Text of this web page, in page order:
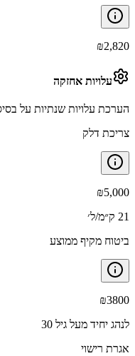
₪2,820
עלויות אחזקה
הערכת עלויות שנתיות על בסיס 15,000 ק״מ
צריכת דלק
₪5,000
21 ק״מ/ל׳
ביטוח מקיף ממוצע
₪3800
לנהג יחיד מעל גיל 30
אגרת רישוי